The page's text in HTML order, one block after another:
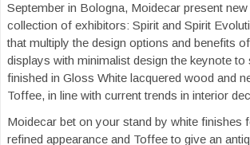
September in Bologna, Moidecar present
collection of exhibitors: Spirit and Spirit
that multiply the design options and benefits
displays with minimalist design the keynote to
finished in Gloss White lacquered wood and
Toffee, in line with current trends in interior
Moidecar bet on your stand by white finishes
refined appearance and Toffee to give an